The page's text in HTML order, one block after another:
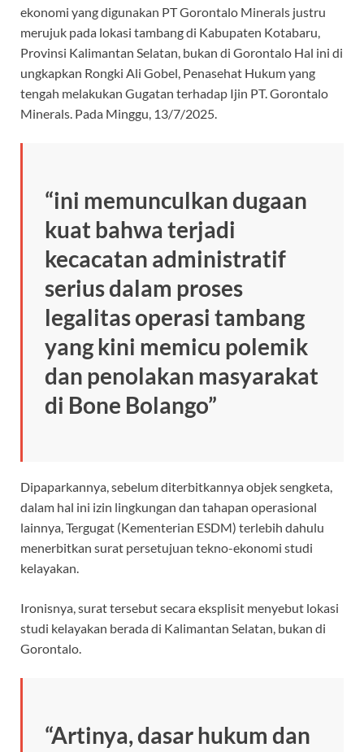
ekonomi yang digunakan PT Gorontalo Minerals justru
merujuk pada lokasi tambang di Kabupaten Kotabaru,
Provinsi Kalimantan Selatan, bukan di Gorontalo Hal ini di
ungkapkan Rongki Ali Gobel, Penasehat Hukum yang
tengah melakukan Gugatan terhadap Ijin PT. Gorontalo
Minerals. Pada Minggu, 13/7/2025.
“ini memunculkan dugaan
kuat bahwa terjadi
kecacatan administratif
serius dalam proses
legalitas operasi tambang
yang kini memicu polemik
dan penolakan masyarakat
di Bone Bolango”
Dipaparkannya, sebelum diterbitkannya objek sengketa,
dalam hal ini izin lingkungan dan tahapan operasional
lainnya, Tergugat (Kementerian ESDM) terlebih dahulu
menerbitkan surat persetujuan tekno-ekonomi studi
kelayakan.
Ironisnya, surat tersebut secara eksplisit menyebut lokasi
studi kelayakan berada di Kalimantan Selatan, bukan di
Gorontalo.
“Artinya, dasar hukum dan